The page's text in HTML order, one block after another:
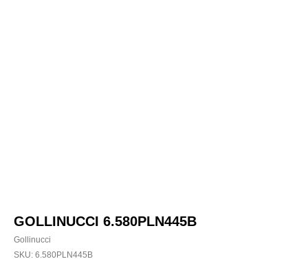
GOLLINUCCI 6.580PLN445B
Gollinucci
SKU: 6.580PLN445B